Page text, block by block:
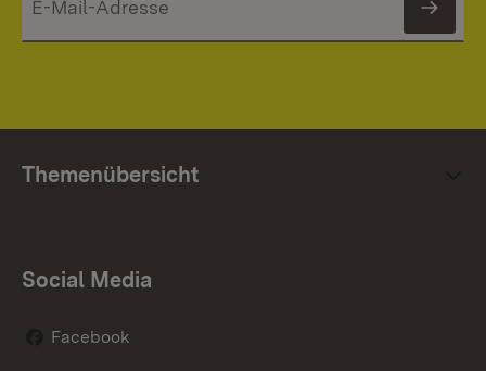
Themenübersicht
Social Media
Facebook